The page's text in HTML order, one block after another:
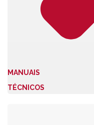
MANUAIS
TÉCNICOS